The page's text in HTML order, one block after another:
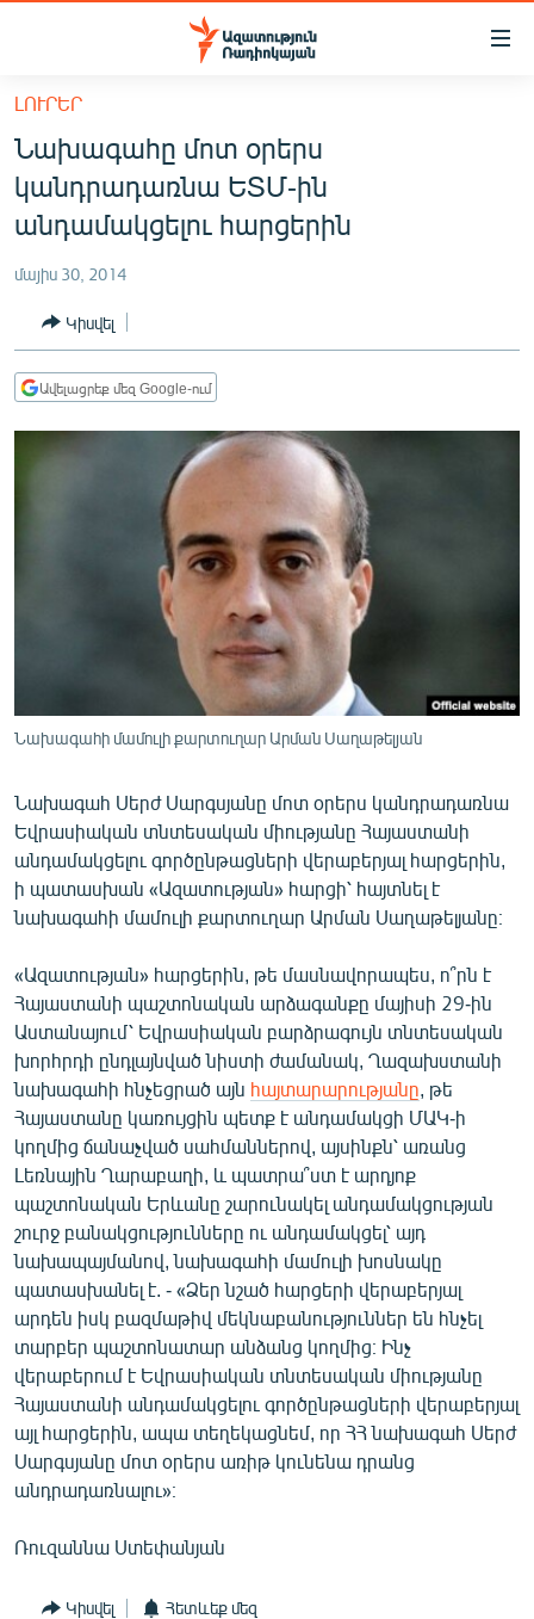
Մատչելիության
հիմնական
բովանդակությանը
Անցնել
հիմնական
մենյուին
ՀԱՅԱՍՏԱՆ
ՔԱՂԱՔԱԿԱՆ
ՀԱՍԱՐԱԿՈՒԹՅՈՒՆ
ՏՆՏԵՍՈՒԹՅՈՒՆ
ՂԱՐԱԲԱՂ
ՊԱՏԵՐԱԶՄԻ 6 ՇԱԲԱԹՆԵՐԸ
ՄԵԿՆԱԲԱՆՈՒԹՅՈՒՆ
ԱՐԽԻՎ
ՏԵՍԱՆՅՈՒԹԵՐ
ԲԱՆԱՎԵՃ
ՓՈԴՔԱՍԹ
Հայերեն
English
Русский
ՀԵՏԵՎԵՔ ՄԵԶ
«Ազատության» բոլոր կայքերը
ԼՈՒՐԵՐ
Նախագահը մոտ օրերս
կանդրադառնա ԵՏՄ-ին
անդամակցելու հարցերին
մայիս 30, 2014
Կիսվել
Ավելացրեք մեզ Google-ում
Նախագահի մամուլի քարտուղար Արման Սաղաթելյան
Նախագահ Սերժ Սարգսյանը մոտ օրերս կանդրադառնա
Եվրասիական տնտեսական միությանը Հայաստանի
անդամակցելու գործընթացների վերաբերյալ հարցերին,
ի պատասխան «Ազատության» հարցի՝ հայտնել է
նախագահի մամուլի քարտուղար Արման Սաղաթելյանը։
«Ազատության» հարցերին, թե մասնավորապես, ո՞րն է
Հայաստանի պաշտոնական արձագանքը մայիսի 29-ին
Աստանայում՝ Եվրասիական բարձրագույն տնտեսական
խորհրդի ընդլայնված նիստի ժամանակ, Ղազախստանի
նախագահի հնչեցրած այն հայտարարությանը , թե
Հայաստանը կառույցին պետք է անդամակցի ՄԱԿ-ի
կողմից ճանաչված սահմաններով, այսինքն՝ առանց
Լեռնային Ղարաբաղի, և պատրա՞ստ է արդյոք
պաշտոնական Երևանը շարունակել անդամակցության
շուրջ բանակցությունները ու անդամակցել՝ այդ
նախապայմանով, նախագահի մամուլի խոսնակը
պատասխանել է. - «Ձեր նշած հարցերի վերաբերյալ
արդեն իսկ բազմաթիվ մեկնաբանություններ են հնչել
տարբեր պաշտոնատար անձանց կողմից։ Ինչ
վերաբերում է Եվրասիական տնտեսական միությանը
Հայաստանի անդամակցելու գործընթացների վերաբերյալ
այլ հարցերին, ապա տեղեկացնեմ, որ ՀՀ նախագահ Սերժ
Սարգսյանը մոտ օրերս առիթ կունենա դրանց
անդրադառնալու»։
Ռուզաննա Ստեփանյան
Կիսվել Հետևեք մեզ